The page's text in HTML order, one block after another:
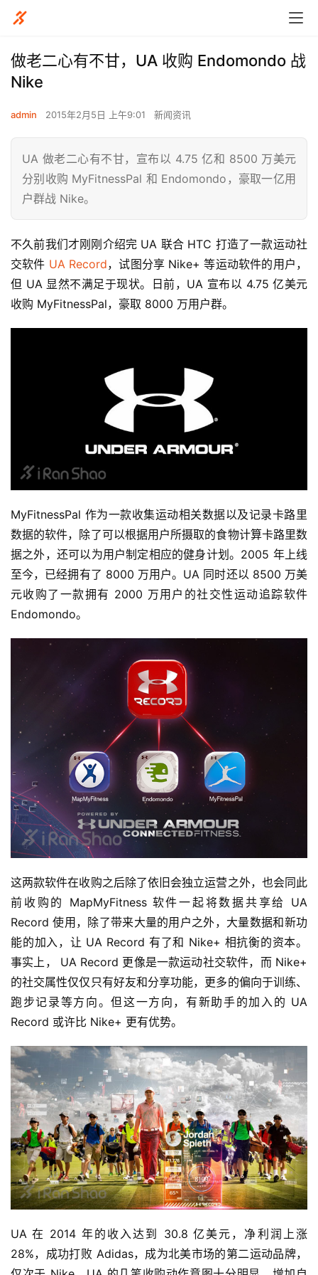
赛
做老二心有不甘，UA 收购 Endomondo 战
Nike
admin 2015年2月5日 上午9:01 新闻资讯
UA 做老二心有不甘，宣布以 4.75 亿和 8500 万美元
分别收购 MyFitnessPal 和 Endomondo，豪取一亿用
户群战 Nike。
不久前我们才刚刚介绍完 UA 联合 HTC 打造了一款运动社
交软件 UA Record，试图分享 Nike+ 等运动软件的用户，
但 UA 显然不满足于现状。日前，UA 宣布以 4.75 亿美元
收购 MyFitnessPal，豪取 8000 万用户群。
MyFitnessPal 作为一款收集运动相关数据以及记录卡路里
数据的软件，除了可以根据用户所摄取的食物计算卡路里数
据之外，还可以为用户制定相应的健身计划。2005 年上线
至今，已经拥有了 8000 万用户。UA 同时还以 8500 万美
元收购了一款拥有 2000 万用户的社交性运动追踪软件
Endomondo。
这两款软件在收购之后除了依旧会独立运营之外，也会同此
前收购的 MapMyFitness 软件一起将数据共享给 UA
Record 使用，除了带来大量的用户之外，大量数据和新功
能的加入，让 UA Record 有了和 Nike+ 相抗衡的资本。
事实上， UA Record 更像是一款运动社交软件，而 Nike+
的社交属性仅仅只有好友和分享功能，更多的偏向于训练、
跑步记录等方向。但这一方向，有新助手的加入的 UA
Record 或许比 Nike+ 更有优势。
UA 在 2014 年的收入达到 30.8 亿美元，净利润上涨
28%，成功打败 Adidas，成为北美市场的第二运动品牌，